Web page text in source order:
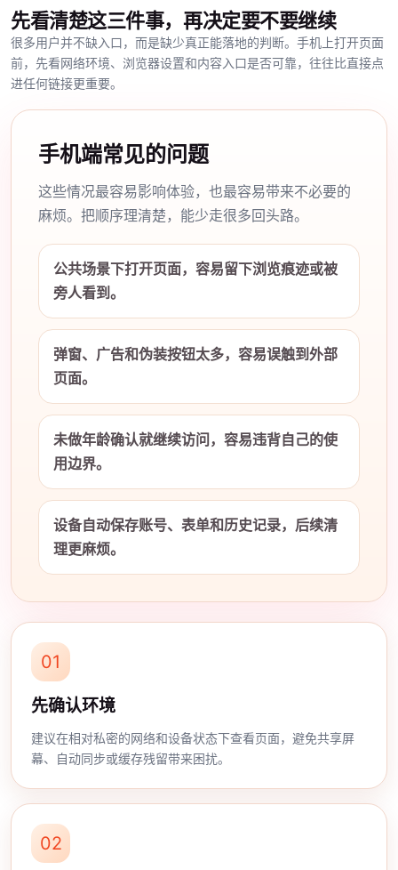
先看清楚这三件事，再决定要不要继续
很多用户并不缺入口，而是缺少真正能落地的判断。手机上打开页面
前，先看网络环境、浏览器设置和内容入口是否可靠，往往比直接点
进任何链接更重要。
手机端常见的问题
这些情况最容易影响体验，也最容易带来不必要的
麻烦。把顺序理清楚，能少走很多回头路。
公共场景下打开页面，容易留下浏览痕迹或被
旁人看到。
弹窗、广告和伪装按钮太多，容易误触到外部
页面。
未做年龄确认就继续访问，容易违背自己的使
用边界。
设备自动保存账号、表单和历史记录，后续清
理更麻烦。
01
先确认环境
建议在相对私密的网络和设备状态下查看页面，避免共享屏
幕、自动同步或缓存残留带来困扰。
02